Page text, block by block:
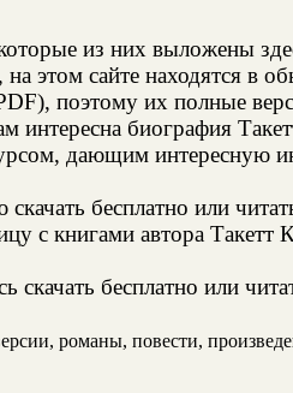
из них выложены
на этом сайте находятся в
поэтому их полные
интересна биография
дающим интересную
бесплатно или
с книгами автора Такетт
бесплатно или
романы, повести,